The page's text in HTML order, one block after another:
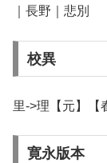
｜長野｜悲別
校異
里->理【元】【
寛永版本